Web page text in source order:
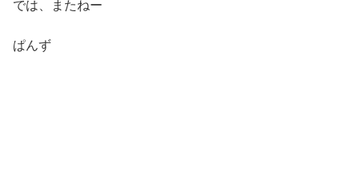
では、またねー
ぱんず